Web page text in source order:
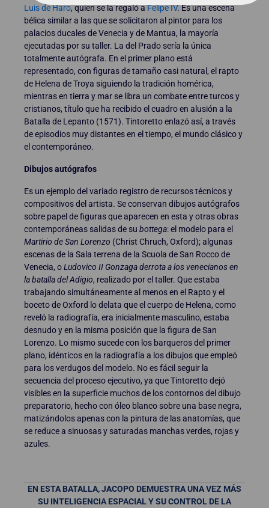
Luis de Haro, quien se la regaló aFelipe IV. Es una escena
bélica similar a las que se solicitaron al pintor para los
palacios ducales de Venecia y de Mantua, la mayoría
ejecutadas por su taller. La del Prado sería la única
totalmente autógrafa. En el primer plano está
representado, con figuras de tamaño casi natural, el rapto
de Helena de Troya siguiendo la tradición homérica,
mientras en tierra y mar se libra un combate entre turcos y
cristianos, título que ha recibido el cuadro en alusión a la
Batalla de Lepanto (1571). Tintoretto enlazó así, a través
de episodios muy distantes en el tiempo, el mundo clásico y
el contemporáneo.
Dibujos autógrafos
Es un ejemplo del variado registro de recursos técnicos y
compositivos del artista. Se conservan dibujos autógrafos
sobre papel de figuras que aparecen en esta y otras obras
contemporáneas salidas de su bottega: el modelo para el
Martirio de San Lorenzo (Christ Chruch, Oxford); algunas
escenas de la Sala terrena de la Scuola de San Rocco de
Venecia, oLudovico II Gonzaga derrota a los venecianos en
la batalla del Adigio, realizado por el taller. Que estaba
trabajando simultáneamente al menos en el Rapto y el
boceto de Oxford lo delata que el cuerpo de Helena, como
reveló la radiografía, era inicialmente masculino, estaba
desnudo y en la misma posición que la figura de San
Lorenzo. Lo mismo sucede con los barqueros del primer
plano, idénticos en la radiografía a los dibujos que empleó
para los verdugos del modelo. No es fácil seguir la
secuencia del proceso ejecutivo, ya que Tintoretto dejó
visibles en la superficie muchos de los contornos del dibujo
preparatorio, hecho con óleo blanco sobre una base negra,
matizándolos apenas con la pintura de las anatomías, que
se reduce a sinuosas y saturadas manchas verdes, rojas y
azules.
EN ESTA BATALLA, JACOPO DEMUESTRA UNA VEZ MÁS
SU INTELIGENCIA ESPACIAL Y SU CONTROL DE LA